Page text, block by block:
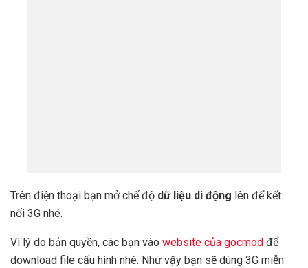
Trên điện thoại bạn mở chế độ dữ liệu di động lên để kết
nối 3G nhé.
Vì lý do bản quyền, các bạn vào website của gocmod để
download file cấu hình nhé. Như vậy bạn sẽ dùng 3G miễn